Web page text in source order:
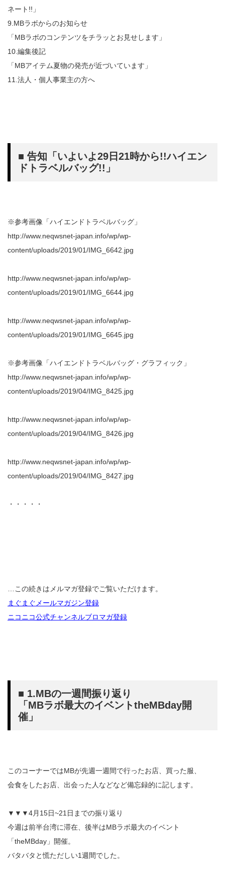
ネート!!」
9.MBラボからのお知らせ
「MBラボのコンテンツをチラッとお見せします」
10.編集後記
「MBアイテム夏物の発売が近づいています」
11.法人・個人事業主の方へ
■ 告知「いよいよ29日21時から!!ハイエン
ドトラベルバッグ!!」
※参考画像「ハイエンドトラベルバッグ」
http://www.neqwsnet-japan.info/wp/wp-
content/uploads/2019/01/IMG_6642.jpg
http://www.neqwsnet-japan.info/wp/wp-
content/uploads/2019/01/IMG_6644.jpg
http://www.neqwsnet-japan.info/wp/wp-
content/uploads/2019/01/IMG_6645.jpg
※参考画像「ハイエンドトラベルバッグ・グラフィック」
http://www.neqwsnet-japan.info/wp/wp-
content/uploads/2019/04/IMG_8425.jpg
http://www.neqwsnet-japan.info/wp/wp-
content/uploads/2019/04/IMG_8426.jpg
http://www.neqwsnet-japan.info/wp/wp-
content/uploads/2019/04/IMG_8427.jpg
・・・・・
…この続きはメルマガ登録でご覧いただけます。
まぐまぐメールマガジン登録
ニコニコ公式チャンネルブロマガ登録
■ 1.MBの一週間振り返り
「MBラボ最大のイベントtheMBday開
催」
このコーナーではMBが先週一週間で行ったお店、買った服、
会食をしたお店、出会った人などなど備忘録的に記します。
▼▼▼4月15日~21日までの振り返り
今週は前半台湾に滞在、後半はMBラボ最大のイベント
「theMBday」開催。
バタバタと慌ただしい1週間でした。